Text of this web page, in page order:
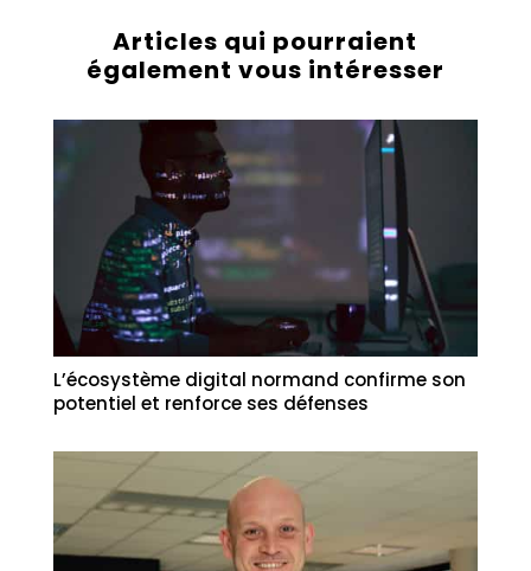
Articles qui pourraient
également vous intéresser
L’écosystème digital normand confirme son
potentiel et renforce ses défenses